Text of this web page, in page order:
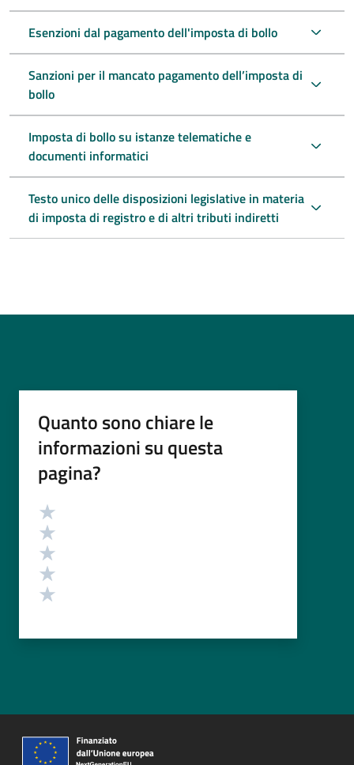
Esenzioni dal pagamento dell'imposta di bollo
Sanzioni per il mancato pagamento dell’imposta di
bollo
Imposta di bollo su istanze telematiche e
documenti informatici
Testo unico delle disposizioni legislative in materia
di imposta di registro e di altri tributi indiretti
Quanto sono chiare le
informazioni su questa
pagina?
Valutazione